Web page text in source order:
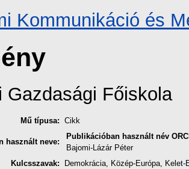
Kommunikáció és
Gazdasági Főiskola
Mű típusa: Cikk
használt neve:
Publikációban használt név
Bajomi-Lázár Péter
Kulcsszavak:
Demokrácia, Közép-Európa, Kelet-